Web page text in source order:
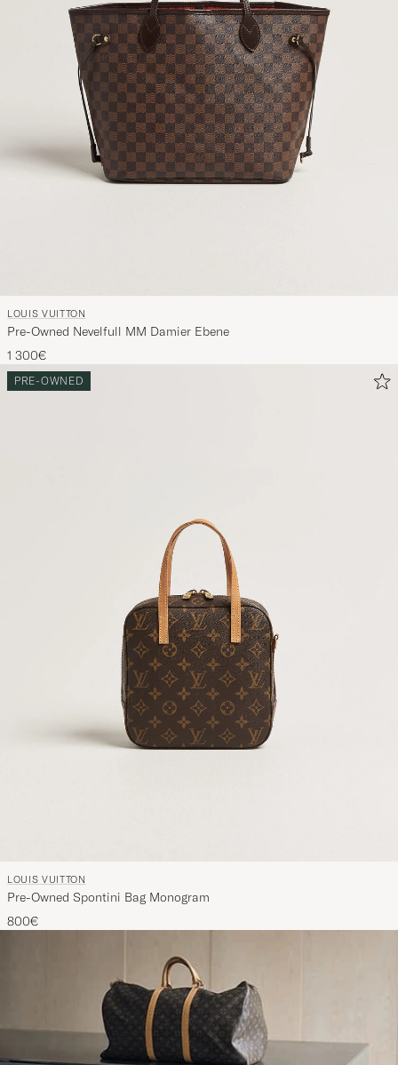
LOUIS VUITTON
Pre-Owned Nevelfull MM Damier Ebene
1 300€
PRE-OWNED
LOUIS VUITTON
Pre-Owned Spontini Bag Monogram
800€